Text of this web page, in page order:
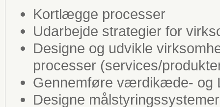
Kortlægge processer
Udarbejde strategier for
Designe og udvikle
processer (services/
Gennemføre værdikæde- og
Designe målstyringssystemer